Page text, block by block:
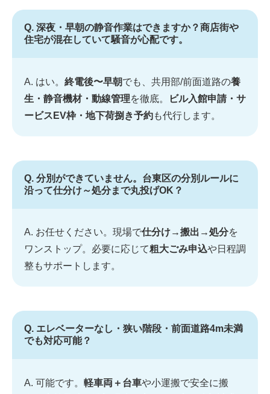
Q. 深夜・早朝の静音作業はできますか？商店街や
住宅が混在していて騒音が心配です。
A. はい。 終電後〜早朝でも、共用部/前面道路の養
生・静音機材・動線管理を徹底。
ビル入館申請・サ
ービスEV枠・地下荷捌き予約も代行します。
Q. 分別ができていません。台東区の分別ルールに
沿って仕分け～処分まで丸投げOK？
A. お任せください。現場で仕分け→搬出→処分を
ワンストップ。必要に応じて粗大ごみ申込や日程調
整もサポートします。
Q. エレベーターなし・狭い階段・前面道路4m未満
でも対応可能？
A. 可能です。 軽車両＋台車や小運搬で安全に搬